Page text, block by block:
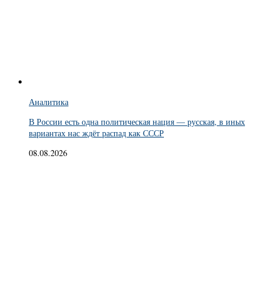
Аналитика
В России есть одна политическая нация — русская, в иных
вариантах нас ждёт распад как СССР
08.08.2026